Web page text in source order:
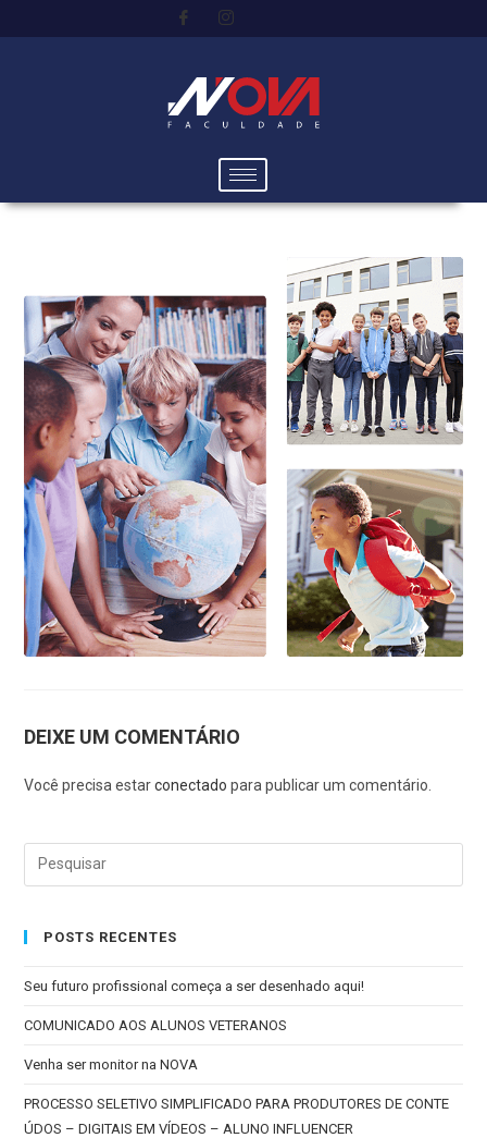
DEIXE UM COMENTÁRIO
Você precisa estarconectado para publicar um comentário.
POSTS RECENTES
Seu futuro profissional começa a ser desenhado aqui!
COMUNICADO AOS ALUNOS VETERANOS
Venha ser monitor na NOVA
PROCESSO SELETIVO SIMPLIFICADO PARA PRODUTORES DE CONTE
ÚDOS – DIGITAIS EM VÍDEOS – ALUNO INFLUENCER